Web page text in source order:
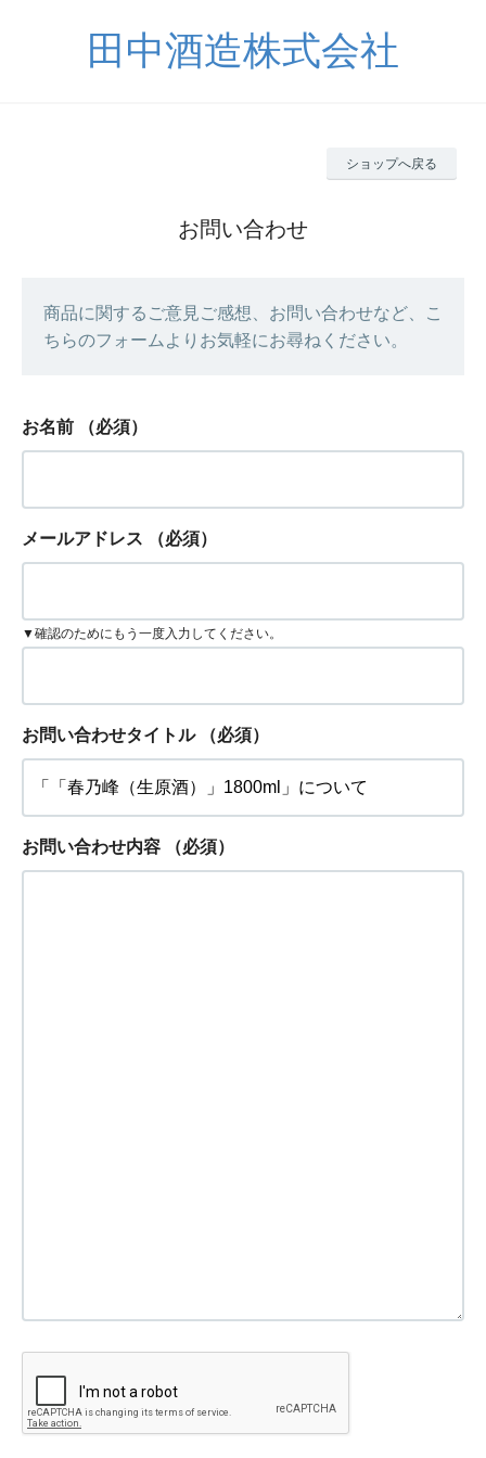
田中酒造株式会社
ショップへ戻る
お問い合わせ
商品に関するご意見ご感想、お問い合わせなど、こ
ちらのフォームよりお気軽にお尋ねください。
お名前 （必須）
メールアドレス （必須）
▼確認のためにもう一度入力してください。
お問い合わせタイトル （必須）
お問い合わせ内容 （必須）